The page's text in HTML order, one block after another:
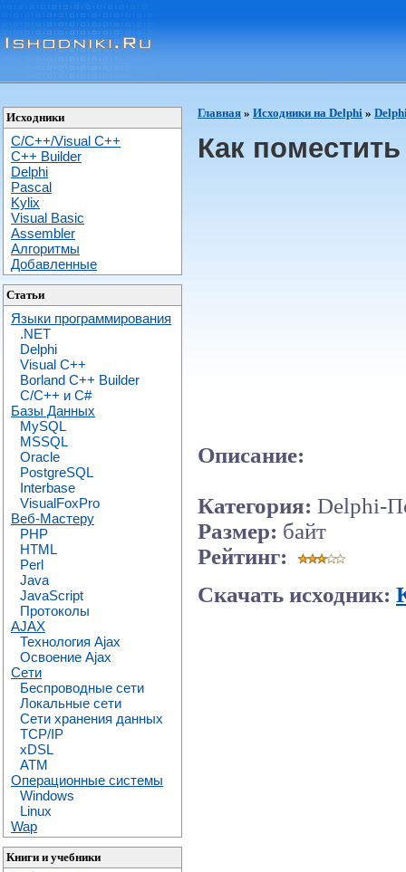
Исходники
C/C++/Visual C++
С++ Builder
Delphi
Pascal
Kylix
Visual Basic
Assembler
Алгоритмы
Добавленные
Статьи
Языки программирования
.NET
Delphi
Visual C++
Borland C++ Builder
C/С++ и C#
Базы Данных
MySQL
MSSQL
Oracle
PostgreSQL
Interbase
VisualFoxPro
Веб-Мастеру
PHP
HTML
Perl
Java
JavaScript
Протоколы
AJAX
Технология Ajax
Освоение Ajax
Сети
Беспроводные сети
Локальные сети
Сети хранения данных
TCP/IP
xDSL
ATM
Операционные системы
Windows
Linux
Wap
Книги и учебники
Главная » Исходники на Delphi »
Как
Описание:
Категория: Delphi-
Размер: байт
Рейтинг:
Скачать исходник: